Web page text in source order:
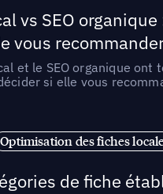
vs SEO
vous
et le SEO organique
si elle vous
Optimisation des fiches
de fiche